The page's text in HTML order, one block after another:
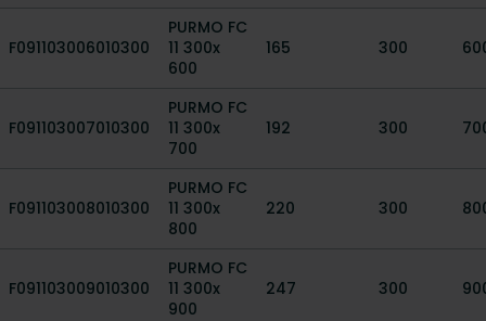
F091103006010300
PURMO FC
11 300x
600
165 300
F091103007010300
PURMO FC
11 300x
700
192 300
F091103008010300
PURMO FC
11 300x
800
220 300
F091103009010300
PURMO FC
11 300x
900
247 300